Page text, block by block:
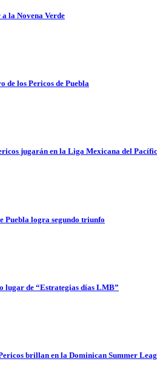
la Novena Verde
de los Pericos de Puebla
jugarán en la Liga Mexicana del
Puebla logra segundo triunfo
lugar de “Estrategias días LMB”
brillan en la Dominican Summer